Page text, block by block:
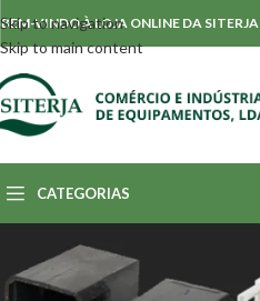
Skip to navigation
Skip to main content
BEM-VINDO À LOJA ONLINE DA SITERJA
CATEGORIAS
CATEGORIAS